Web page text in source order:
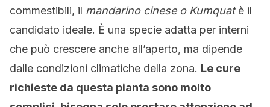
commestibili, il mandarino cinese o Kumquatè il
candidato ideale. È una specie adatta per interni
che può crescere anche all’aperto, ma dipende
dalle condizioni climatiche della zona. Le cure
richieste da questa pianta sono molto